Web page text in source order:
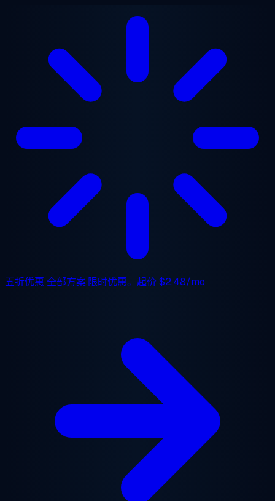
五折优惠 全部方案,限时优惠。起价$2.48/mo